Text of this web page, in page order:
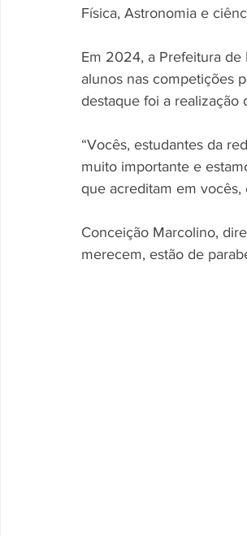
Física, Astronomia e
Em 2024, a Prefeitura de
alunos nas competições
destaque foi a realização
“Vocês, estudantes da
muito importante e
que acreditam em vocês,
Conceição Marcolino,
merecem, estão de